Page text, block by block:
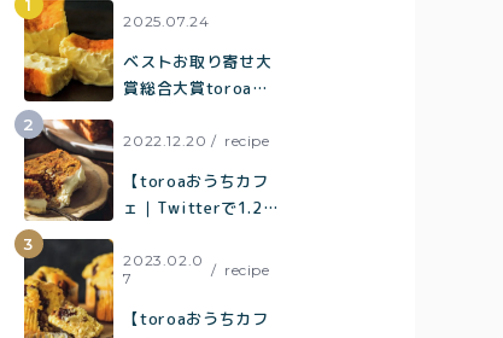
とろ生ガ
コラ
とろ生 ま
お得セッ
紅茶
toroaTea
2025.07.24
ベストお取り寄せ大
賞総合大賞toroaが
店中。催事限定企画
2022.12.20 recipe
【toroaおうちカフ
ェ｜Twitterで1.2万
て焼くだけでお店の
味「キャロットケー
キ」の作り方
2023.02.0
7
recipe
【toroaおうちカフ